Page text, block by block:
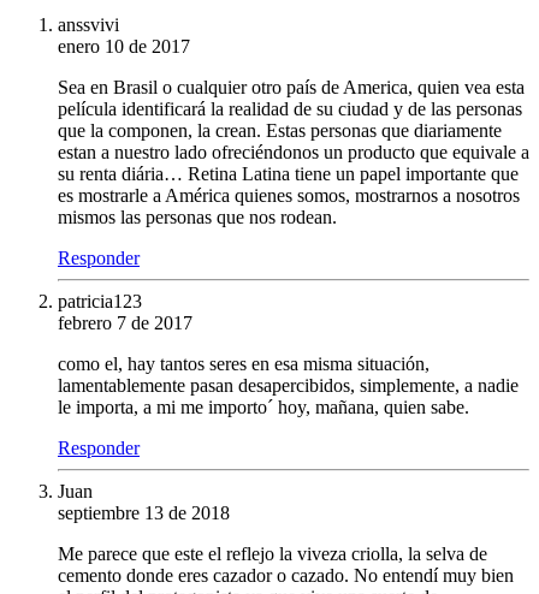
anssvivi
enero 10 de 2017
Sea en Brasil o cualquier otro país de America, quien vea esta
película identificará la realidad de su ciudad y de las personas
que la componen, la crean. Estas personas que diariamente
estan a nuestro lado ofreciéndonos un producto que equivale a
su renta diária… Retina Latina tiene un papel importante que
es mostrarle a América quienes somos, mostrarnos a nosotros
mismos las personas que nos rodean.
Responder
patricia123
febrero 7 de 2017
como el, hay tantos seres en esa misma situación,
lamentablemente pasan desapercibidos, simplemente, a nadie
le importa, a mi me importo´ hoy, mañana, quien sabe.
Responder
Juan
septiembre 13 de 2018
Me parece que este el reflejo la viveza criolla, la selva de
cemento donde eres cazador o cazado. No entendí muy bien